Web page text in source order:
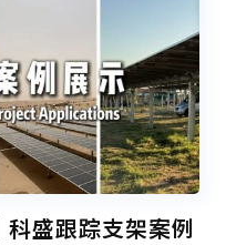
光伏支架解决方案强力
盛跟踪支架案例